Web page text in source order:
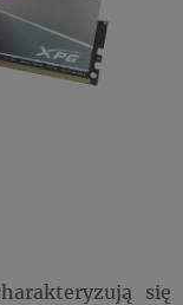
się